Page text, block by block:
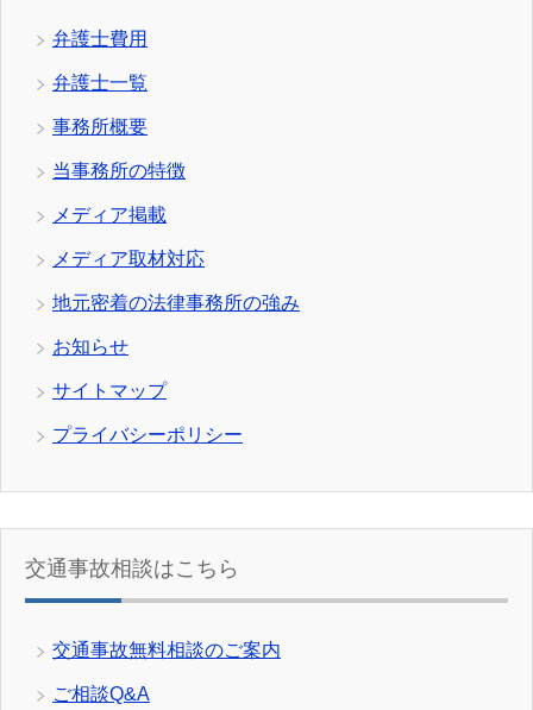
弁護士費用
弁護士一覧
事務所概要
当事務所の特徴
メディア掲載
メディア取材対応
地元密着の法律事務所の強み
お知らせ
サイトマップ
プライバシーポリシー
交通事故相談はこちら
交通事故無料相談のご案内
ご相談Q&A